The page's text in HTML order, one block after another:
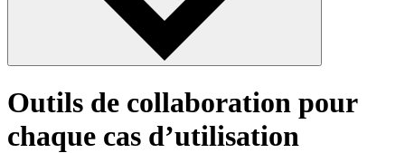
Outils de collaboration pour
chaque cas d’utilisation